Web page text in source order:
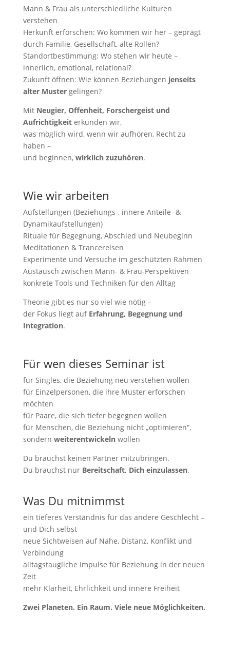
Mann & Frau als unterschiedliche Kulturen
verstehen
Herkunft erforschen: Wo kommen wir her – geprägt
durch Familie, Gesellschaft, alte Rollen?
Standortbestimmung: Wo stehen wir heute –
innerlich, emotional, relational?
Zukunft öffnen: Wie können Beziehungen jenseits
alter Mustergelingen?
Mit Neugier, Offenheit, Forschergeist und
Aufrichtigkeiterkunden wir,
was möglich wird, wenn wir aufhören, Recht zu
haben –
und beginnen, wirklich zuzuhören.
Wie wir arbeiten
Aufstellungen (Beziehungs-, innere-Anteile- &
Dynamikaufstellungen)
Rituale für Begegnung, Abschied und Neubeginn
Meditationen & Trancereisen
Experimente und Versuche im geschützten Rahmen
Austausch zwischen Mann- & Frau-Perspektiven
konkrete Tools und Techniken für den Alltag
Theorie gibt es nur so viel wie nötig –
der Fokus liegt auf Erfahrung, Begegnung und
Integration.
Für wen dieses Seminar ist
für Singles, die Beziehung neu verstehen wollen
für Einzelpersonen, die ihre Muster erforschen
möchten
für Paare, die sich tiefer begegnen wollen
für Menschen, die Beziehung nicht „optimieren“,
sondern weiterentwickelnwollen
Du brauchst keinen Partner mitzubringen.
Du brauchst nur Bereitschaft, Dich einzulassen.
Was Du mitnimmst
ein tieferes Verständnis für das andere Geschlecht –
und Dich selbst
neue Sichtweisen auf Nähe, Distanz, Konflikt und
Verbindung
alltagstaugliche Impulse für Beziehung in der neuen
Zeit
mehr Klarheit, Ehrlichkeit und innere Freiheit
Zwei Planeten. Ein Raum. Viele neue Möglichkeiten.